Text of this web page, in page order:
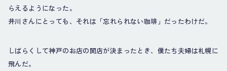
らえるようになった。
井川さんにとっても、それは「忘れられない珈琲」だったわけだ。
しばらくして神戸のお店の開店が決まったとき、僕たち夫婦は札幌に
飛んだ。